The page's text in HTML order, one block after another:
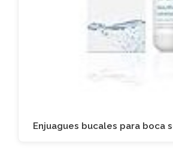
Enjuagues bucales para boca